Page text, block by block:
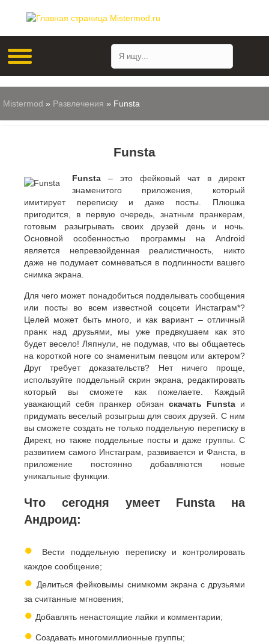
Mistermod » Развлечения » Funsta
Funsta
Funsta – это фейковый чат в директ
знаменитого приложения, который
имитирует переписку и даже посты. Плюшка
пригодится, в первую очередь, знатным пранкерам,
готовым разыгрывать своих друзей день и ночь.
Основной особенностью программы на Android
является непревзойденная реалистичность, никто
даже не подумает сомневаться в подлинности вашего
снимка экрана.
Для чего может понадобиться подделывать сообщения
или посты во всем известной соцсети Инстаграм*?
Целей может быть много, и как вариант – отличный
пранк над друзьями, мы уже предвкушаем как это
будет весело! Ляпнули, не подумав, что вы общаетесь
на короткой ноге со знаменитым певцом или актером?
Друг требует доказательств? Нет ничего проще,
используйте поддельный скрин экрана, редактировать
который вы сможете как пожелаете. Каждый
уважающий себя пранкер обязан скачать Funsta и
придумать веселый розыгрыш для своих друзей. С ним
вы сможете создать не только поддельную переписку в
Директ, но также поддельные посты и даже группы. С
развитием самого Инстаграм, развивается и Фанста, в
приложение постоянно добавляются новые
уникальные функции.
Что сегодня умеет Funsta на
Андроид:
●
Вести поддельную переписку и контролировать
каждое сообщение;
● Делиться фейковымы снимкомм экрана с друзьями
за считанные мгновения;
● Добавлять ненастоящие лайки и комментарии;
● Создавать многомиллионные группы;